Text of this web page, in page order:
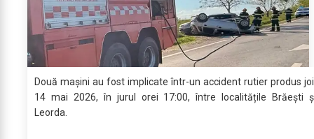
Două mașini au fost implicate într-un accident rutier produs
14 mai 2026, în jurul orei 17:00, între localitățile Brăești
Leorda.